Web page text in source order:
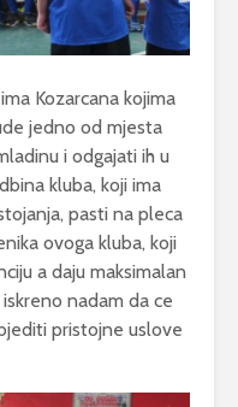
Kozarcana kojima
jedno od mjesta
i odgajati ih u
kluba, koji ima
pasti na pleca
ovoga kluba, koji
a daju maksimalan
nadam da ce
pristojne uslove